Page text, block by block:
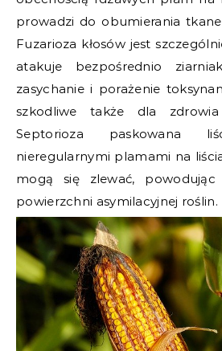
prowadzi do obumierania
Fuzarioza kłosów jest
atakuje bezpośrednio
zasychanie i porażenie
szkodliwe także dla
Septorioza paskowana
nieregularnymi plamami na
mogą się zlewać, powodując
powierzchni asymilacyjnej roślin.